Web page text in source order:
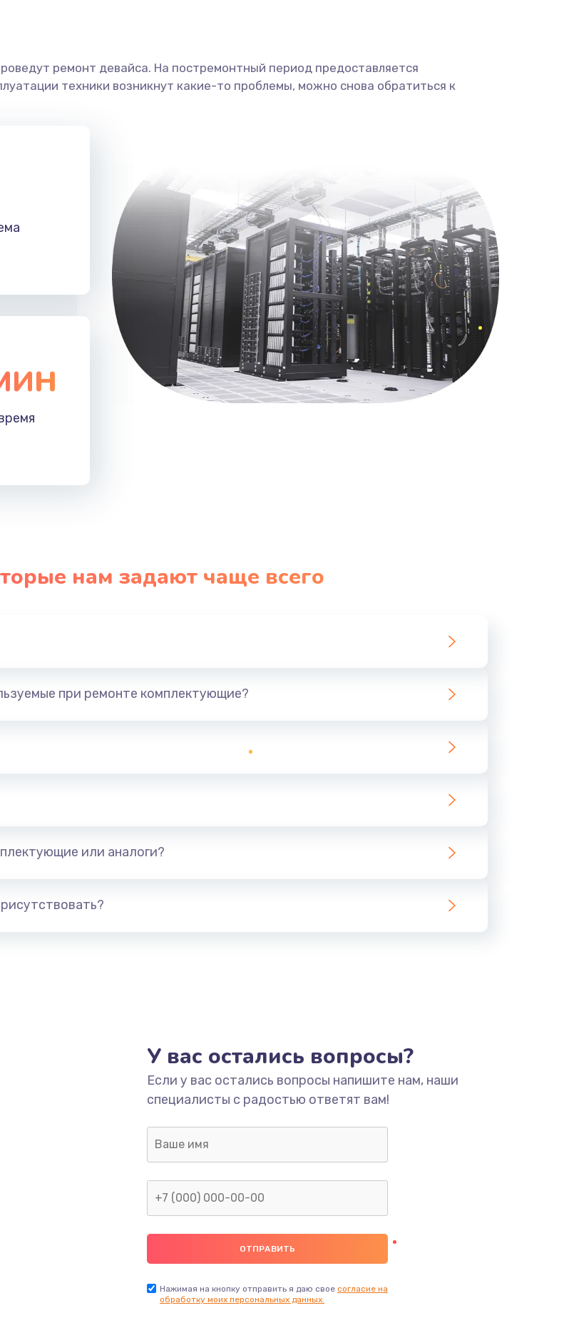
ремонт девайса. На постремонтный период предоставляется
техники возникнут какие-то проблемы, можно снова обратиться к
нам задают чаще всего
при ремонте комплектующие?
или аналоги?
У вас остались вопросы?
Если у вас остались вопросы напишите нам, наши
специалисты с радостью ответят вам!
Нажимая на кнопку отправить я даю свое согласие на
обработку моих персональных данных.